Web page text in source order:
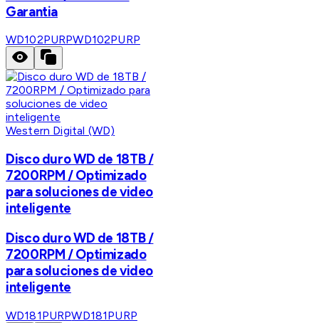
Garantia
WD102PURPWD102PURP
Western Digital (WD)
Disco duro WD de 18TB /
7200RPM / Optimizado
para soluciones de video
inteligente
Disco duro WD de 18TB /
7200RPM / Optimizado
para soluciones de video
inteligente
WD181PURPWD181PURP